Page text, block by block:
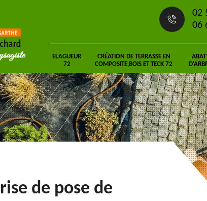
02
06
ELAGUEUR
72
CRÉATION DE TERRASSE EN
COMPOSITE,BOIS ET TECK 72
de pose de